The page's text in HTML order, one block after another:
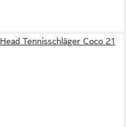
Head Tennisschläger Coco 21